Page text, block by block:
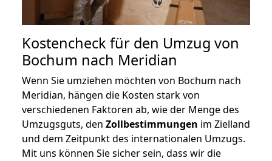
Kostencheck für den Umzug von
Bochum nach Meridian
Wenn Sie umziehen möchten von Bochum nach
Meridian, hängen die Kosten stark von
verschiedenen Faktoren ab, wie der Menge des
Umzugsguts, den Zollbestimmungen im Zielland
und dem Zeitpunkt des internationalen Umzugs.
Mit uns können Sie sicher sein, dass wir die